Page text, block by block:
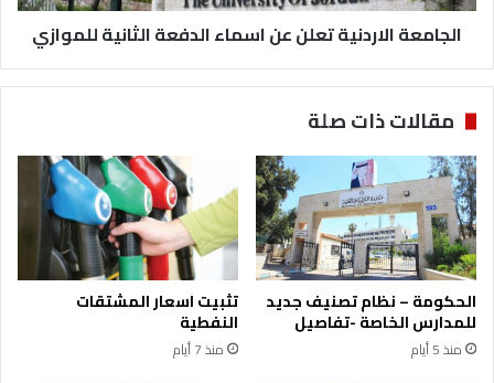
الجامعة الاردنية تعلن عن اسماء الدفعة الثانية للموازي
مقالات ذات صلة
الحكومة – نظام تصنيف جديد
للمدارس الخاصة -تفاصيل
منذ 5 أيام
تثبيت اسعار المشتقات
النفطية
منذ 7 أيام